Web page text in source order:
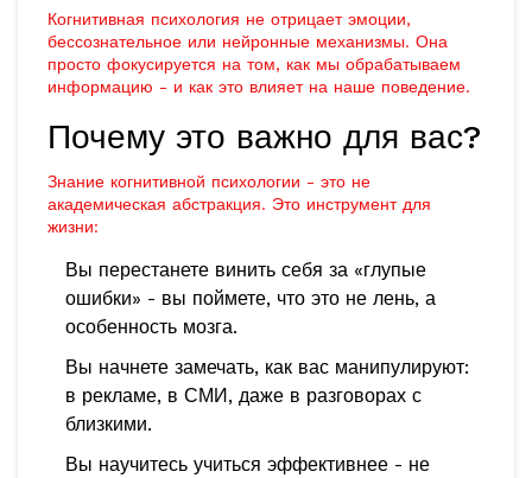
Когнитивная психология не отрицает эмоции,
бессознательное или нейронные механизмы. Она
просто фокусируется на том, как мы обрабатываем
информацию - и как это влияет на наше поведение.
Почему это важно для вас?
Знание когнитивной психологии - это не
академическая абстракция. Это инструмент для
жизни:
Вы перестанете винить себя за «глупые
ошибки» - вы поймете, что это не лень, а
особенность мозга.
Вы начнете замечать, как вас манипулируют:
в рекламе, в СМИ, даже в разговорах с
близкими.
Вы научитесь учиться эффективнее - не